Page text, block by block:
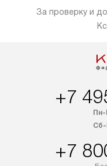
«в наличии» может
покупателю в
и другие регионы
через
компания
заказ до
транспортной
доставки у
За проверку и
+7
Сб-
+7